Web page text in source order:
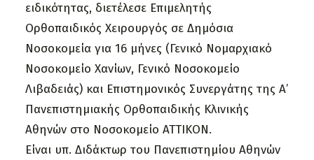
ειδικότητας, διετέλεσε Επιμελητής
Ορθοπαιδικός Χειρουργός σε Δημόσια
Νοσοκομεία για 16 μήνες (Γενικό Νομαρχιακό
Νοσοκομείο Χανίων, Γενικό Νοσοκομείο
Λιβαδειάς) και Επιστημονικός Συνεργάτης της Α’
Πανεπιστημιακής Ορθοπαιδικής Κλινικής
Αθηνών στο Νοσοκομείο ΑΤΤΙΚΟΝ.
Είναι υπ. Διδάκτωρ του Πανεπιστημίου Αθηνών